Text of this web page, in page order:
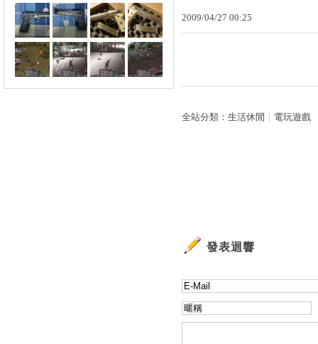
2009/04/27 00:25
全站分類： 生活休閒 電玩遊戲
發表迴響